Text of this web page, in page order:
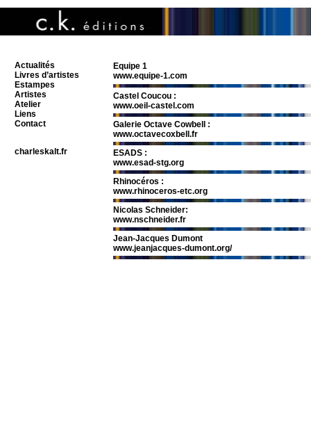
Equipe 1
www.equipe-1.com
Castel Coucou :
www.oeil-castel.com
Galerie Octave Cowbell :
www.octavecoxbell.fr
ESADS :
www.esad-stg.org
Rhinocéros :
www.rhinoceros-etc.org
Nicolas Schneider:
www.nschneider.fr
Jean-Jacques Dumont
www.jeanjacques-dumont.org/
Actualités
Livres d’artistes
Estampes
Artistes
Atelier
Liens
Contact
charleskalt.fr